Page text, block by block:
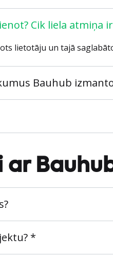
Cik liela atmiņa
lietotāju un tajā
Bauhub
ar
*